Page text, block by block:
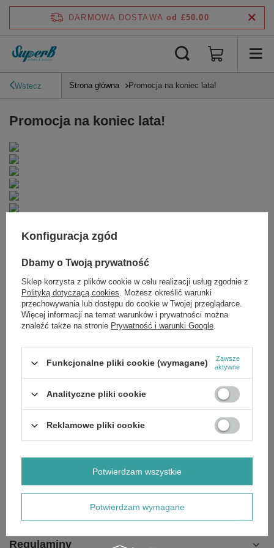
DARMOWA DOSTAWA od £50.00
Wstecz Strona główna Promocja na koniec lata!
Promocja na koniec lata!
Zamówienia
Chcę zareklamować produkt
Regulaminy
Konfiguracja zgód
Dbamy o Twoją prywatność
Sklep korzysta z plików cookie w celu realizacji usług zgodnie z
Polityką dotyczącą cookies. Możesz określić warunki
przechowywania lub dostępu do cookie w Twojej przeglądarce.
Więcej informacji na temat warunków i prywatności można
znaleźć także na stronie Prywatność i warunki Google.
Funkcjonalne pliki cookie (wymagane)
Zawsze
aktywne
Analityczne pliki cookie
Reklamowe pliki cookie
Potwierdzam wymagane
Potwierdzam wszystkie